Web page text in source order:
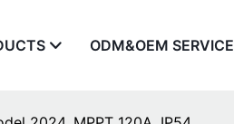
ODM&OEM SERVICE